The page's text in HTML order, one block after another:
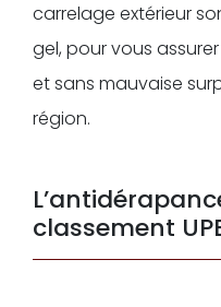
carrelage extérieur
gel, pour vous
et sans mauvaise
région.
classement